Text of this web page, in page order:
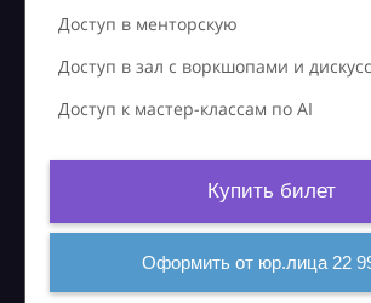
Доступ в менторскую
Доступ в зал с воркшопами и
Доступ к мастер-классам по AI
Купить билет
Оформить от юр.лица 22